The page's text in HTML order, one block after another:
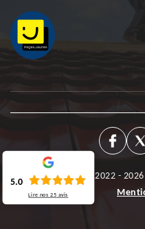
©2022 -
5.0
Lire nos25 avis